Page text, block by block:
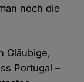
noch die
Gläubige,
Portugal –